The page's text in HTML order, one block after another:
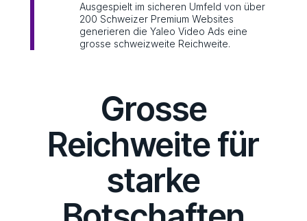
Ausgespielt im sicheren Umfeld von über
200 Schweizer Premium Websites
generieren die Yaleo Video Ads eine
grosse schweizweite Reichweite.
Grosse
Reichweite für
starke